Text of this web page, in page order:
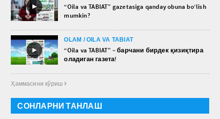
►
“Oila va TABIAT” gazetasiga qanday obuna bo‘lish
mumkin?
►
OLAM / OILA VA TABIAT
“Oila va TABIAT” – барчани бирдек қизиқтира
оладиган газета!
Ҳаммасини кўриш 
СОНЛАРНИ ТАНЛАШ